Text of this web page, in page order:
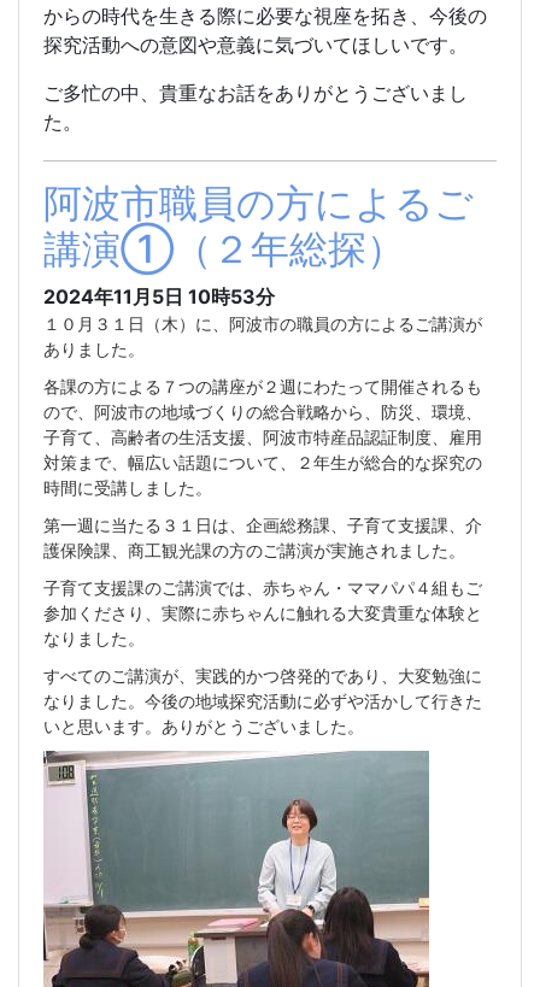
からの時代を生きる際に必要な視座を拓き、今後の
探究活動への意図や意義に気づいてほしいです。
ご多忙の中、貴重なお話をありがとうございまし
た。
阿波市職員の方によるご
講演①（２年総探）
2024年11月5日 10時53分
１０月３１日（木）に、阿波市の職員の方によるご講演が
ありました。
各課の方による７つの講座が２週にわたって開催されるも
ので、阿波市の地域づくりの総合戦略から、防災、環境、
子育て、高齢者の生活支援、阿波市特産品認証制度、雇用
対策まで、幅広い話題について、２年生が総合的な探究の
時間に受講しました。
第一週に当たる３１日は、企画総務課、子育て支援課、介
護保険課、商工観光課の方のご講演が実施されました。
子育て支援課のご講演では、赤ちゃん・ママパパ４組もご
参加くださり、実際に赤ちゃんに触れる大変貴重な体験と
なりました。
すべてのご講演が、実践的かつ啓発的であり、大変勉強に
なりました。今後の地域探究活動に必ずや活かして行きた
いと思います。ありがとうございました。